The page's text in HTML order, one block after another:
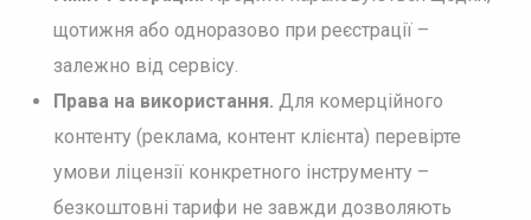
щотижня або одноразово при реєстрації –
залежно від сервісу.
Права на використання. Для комерційного
контенту (реклама, контент клієнта) перевірте
умови ліцензії конкретного інструменту –
безкоштовні тарифи не завжди дозволяють